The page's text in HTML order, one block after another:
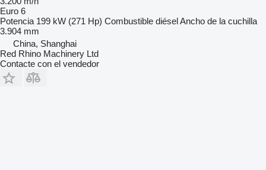
Euro 6
Potencia 199 kW (271 Hp) Combustible diéselAncho de la cuchilla
3.904 mm
China, Shanghai
Red Rhino Machinery Ltd
Contacte con el vendedor